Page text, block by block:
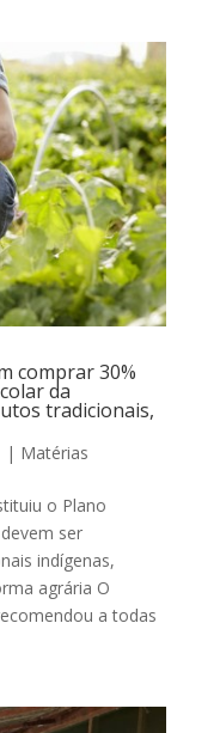
comprar 30%
da
tradicionais,
| Matérias
o Plano
ser
indígenas,
agrária O
a todas